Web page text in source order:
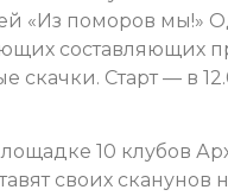
«Из поморов мы!»
составляющих
скачки. Старт — в
10 клубов
своих сканунов